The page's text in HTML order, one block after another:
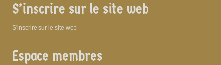
S’inscrire sur le site web
S'inscrire sur le site web
Espace membres